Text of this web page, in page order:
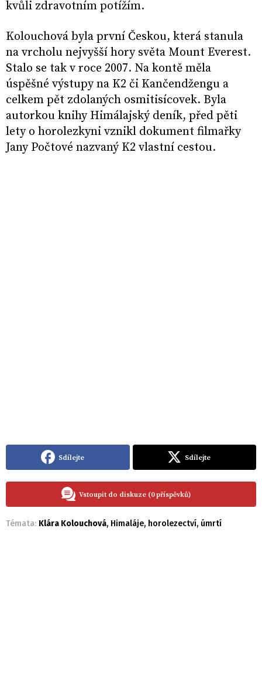
kvůli zdravotním potížím.
Kolouchová byla první Českou, která stanula
na vrcholu nejvyšší hory světa Mount Everest.
Stalo se tak v roce 2007. Na kontě měla
úspěšné výstupy na K2 či Kančendžengu a
celkem pět zdolaných osmitisícovek. Byla
autorkou knihy Himálajský deník, před pěti
lety o horolezkyni vznikl dokument filmařky
Jany Počtové nazvaný K2 vlastní cestou.
Sdílejte Sdílejte
Vstoupit do diskuze (0 příspěvků)
Témata: Klára Kolouchová, Himaláje, horolezectví, úmrtí